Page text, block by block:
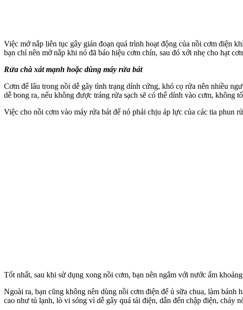
Việc mở nắp liên tục gây gián đoạn quá trình hoạt động của nồi cơm điện
bạn chỉ nên mở nắp khi nó đã báo hiệu cơm chín, sau đó xới nhẹ cho hạt
Rửa chà xát mạnh hoặc dùng máy rửa bát
Cơm để lâu trong nồi dễ gây tình trạng dính cứng, khó cọ rửa nên nhiều
dễ bong ra, nếu không được tráng rửa sạch sẽ có thể dính vào cơm, không
Việc cho nồi cơm vào máy rửa bát để nó phải chịu áp lực của các tia phun
Tốt nhất, sau khi sử dụng xong nồi cơm, bạn nên ngâm với nước ấm
Ngoài ra, bạn cũng không nên dùng nồi cơm điện để ủ sữa chua, làm
cao như tủ lạnh, lò vi sóng vì dễ gây quá tải điện, dẫn đến chập điện, cháy